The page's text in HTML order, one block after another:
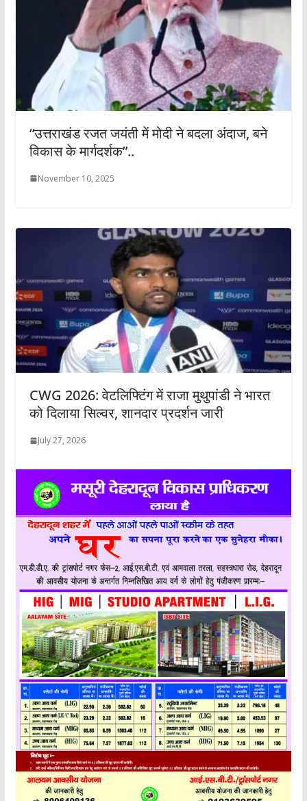
“उत्तराखंड रजत जयंती में मोदी ने बदला अंदाज, बने
विकास के मार्गदर्शक”..
November 10, 2025
CWG 2026: वेटलिफ्टिंग में राजा मुथुपांडी ने भारत
को दिलाया सिल्वर, शानदार प्रदर्शन जारी
July 27, 2026